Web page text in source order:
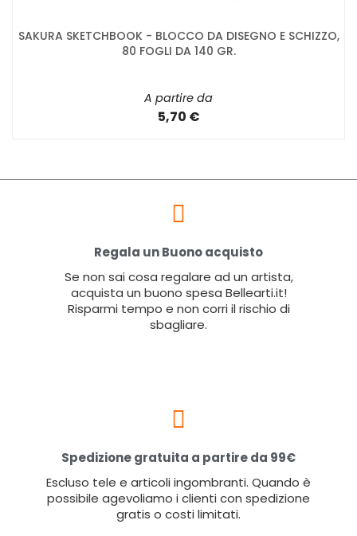
SAKURA SKETCHBOOK - BLOCCO DA DISEGNO E SCHIZZO,
80 FOGLI DA 140 GR.
A partire da
5,70 €
Regala un Buono acquisto
Se non sai cosa regalare ad un artista,
acquista un buono spesa Bellearti.it!
Risparmi tempo e non corri il rischio di
sbagliare.
Spedizione gratuita a partire da 99€
Escluso tele e articoli ingombranti. Quando è
possibile agevoliamo i clienti con spedizione
gratis o costi limitati.